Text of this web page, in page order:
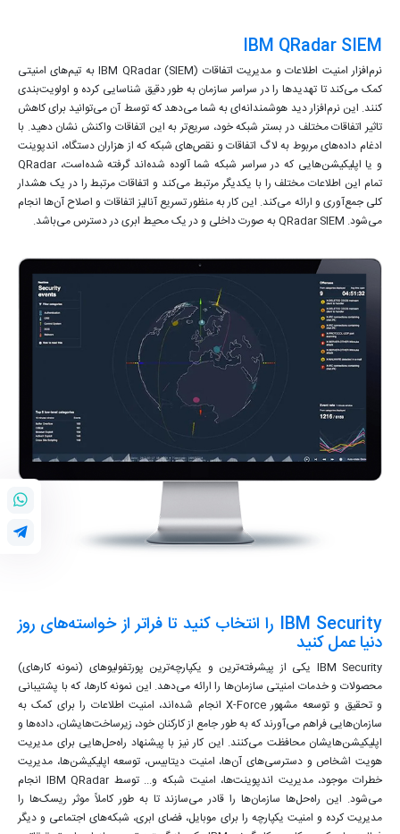
IBM QRadar SIEM
نرم‌افزار امنیت اطلاعات و مدیریت اتفاقات IBM QRadar (SIEM) به تیم‌های امنیتی
کمک می‌کند تا تهدیدها را در سراسر سازمان به طور دقیق شناسایی کرده و اولویت‌بندی
کنند. این نرم‌افزار دید هوشمندانه‌ای به شما می‌دهد که توسط آن می‌توانید برای کاهش
تاثیر اتفاقات مختلف در بستر شبکه خود، سریع‌تر به این اتفاقات واکنش نشان دهید. با
ادغام داده‌های مربوط به لاگ اتفاقات و نقص‌های شبکه که از هزاران دستگاه، اندپوینت
و یا اپلیکیشن‌هایی که در سراسر شبکه شما آلوده شده‌اند گرفته شده‌است، QRadar
تمام این اطلاعات مختلف را با یکدیگر مرتبط می‌کند و اتفاقات مرتبط را در یک هشدار
کلی جمع‌آوری و ارائه می‌کند. این کار به منظور تسریع آنالیز اتفاقات و اصلاح آن‌ها انجام
می‌شود. QRadar SIEM به صورت داخلی و در یک محیط ابری در دسترس می‌باشد.
IBM Security را انتخاب کنید تا فراتر از خواسته‌های روز
دنیا عمل کنید
IBM Security یکی از پیشرفته‌ترین و یکپارچه‌ترین پورتفولیوهای (نمونه کارهای)
محصولات و خدمات امنیتی سازمان‌ها را ارائه می‌دهد. این نمونه کارها، که با پشتیبانی
و تحقیق و توسعه مشهور X-Force انجام شده‌اند، امنیت اطلاعات را برای کمک به
سازمان‌هایی فراهم می‌آورند که به طور جامع از کارکنان خود، زیرساخت‌هایشان، داده‌ها و
اپلیکیشن‌هایشان محافظت می‌کنند. این کار نیز با پیشنهاد راه‌حل‌هایی برای مدیریت
هویت اشخاص و دسترسی‌های آن‌ها، امنیت دیتابیس، توسعه اپلیکیشن‌ها، مدیریت
خطرات موجود، مدیریت اندپوینت‌ها، امنیت شبکه و... توسط IBM QRadar انجام
می‌شود. این راه‌حل‌ها سازمان‌ها را قادر می‌سازند تا به طور کاملاً موثر ریسک‌ها را
مدیریت کرده و امنیت یکپارچه را برای موبایل، فضای ابری، شبکه‌های اجتماعی و دیگر